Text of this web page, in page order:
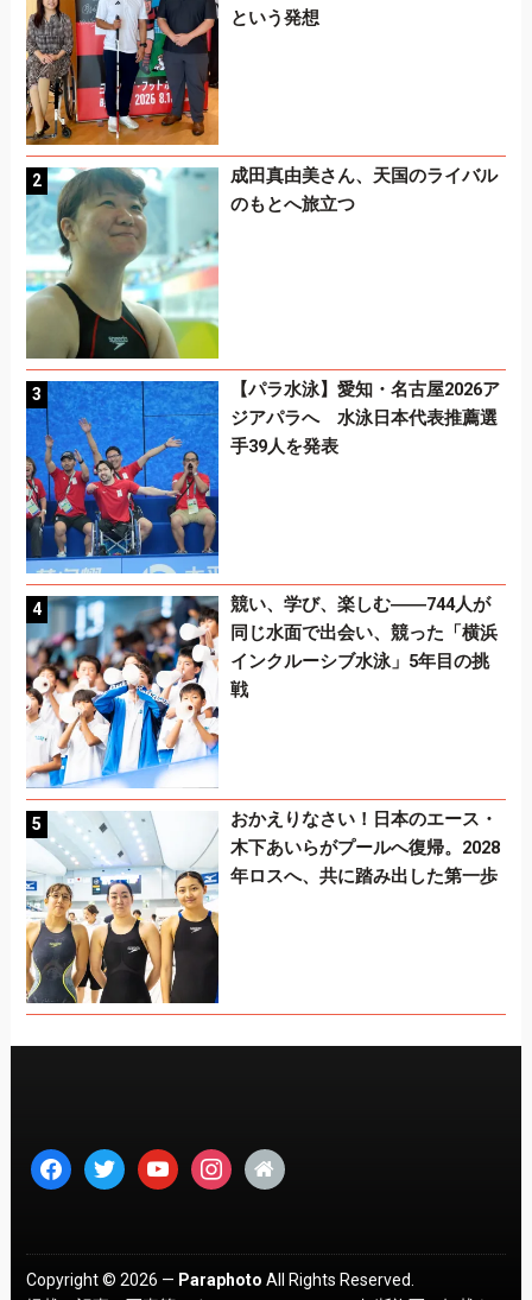
という発想
成田真由美さん、天国のライバル
のもとへ旅立つ
【パラ水泳】愛知・名古屋2026ア
ジアパラへ 水泳日本代表推薦選
手39人を発表
競い、学び、楽しむ――744人が
同じ水面で出会い、競った「横浜
インクルーシブ水泳」5年目の挑
戦
おかえりなさい！日本のエース・
木下あいらがプールへ復帰。2028
年ロスへ、共に踏み出した第一歩
facebooktwitter youtubeinstagram
home
Copyright © 2026 — Paraphoto All Rights Reserved.